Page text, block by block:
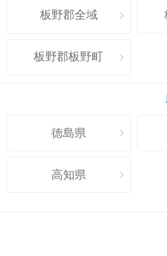
板野郡全域
板野郡板野町
徳島県
高知県